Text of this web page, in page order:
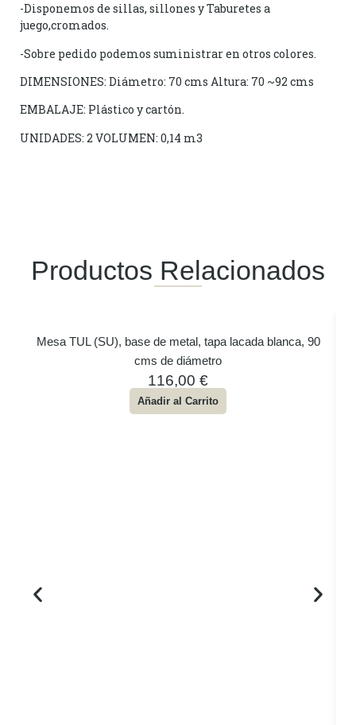
-Disponemos de sillas, sillones y Taburetes a
juego,cromados.
-Sobre pedido podemos suministrar en otros colores.
DIMENSIONES: Diámetro: 70 cms Altura: 70 ~92 cms
EMBALAJE: Plástico y cartón.
UNIDADES: 2 VOLUMEN: 0,14 m3
Productos Relacionados
Mesa TUL (SU), base de metal, tapa lacada blanca, 90
cms de diámetro
116,00 €
Añadir al Carrito